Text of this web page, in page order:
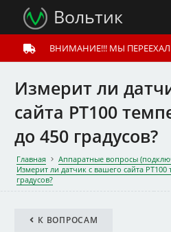
Вольтик
ВНИМАНИЕ!!! МЫ
Измерит ли
сайта PT100
до 450 градусов?
Главная
Аппаратные вопросы
Измерит ли датчик с вашего сайта PT100
градусов?
К ВОПРОСАМ